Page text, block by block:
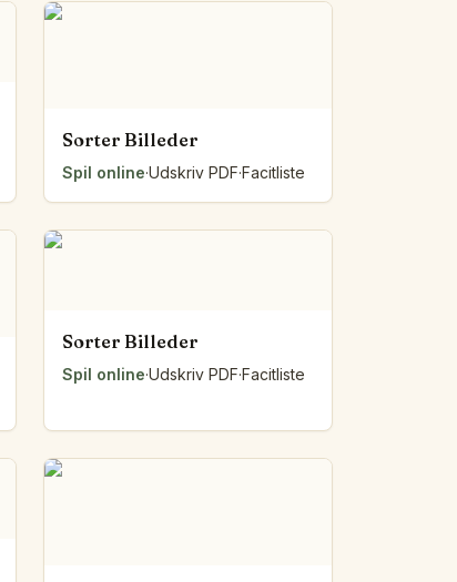
Sorter Billeder
Spil online·Udskriv PDF·Facitliste
Sorter Billeder
Spil online·Udskriv PDF·Facitliste